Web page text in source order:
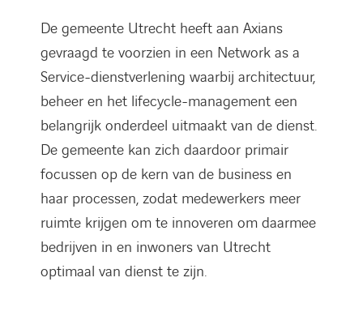
De gemeente Utrecht heeft aan Axians
gevraagd te voorzien in een Network as a
Service-dienstverlening waarbij architectuur,
beheer en het lifecycle-management een
belangrijk onderdeel uitmaakt van de dienst.
De gemeente kan zich daardoor primair
focussen op de kern van de business en
haar processen, zodat medewerkers meer
ruimte krijgen om te innoveren om daarmee
bedrijven in en inwoners van Utrecht
optimaal van dienst te zijn.